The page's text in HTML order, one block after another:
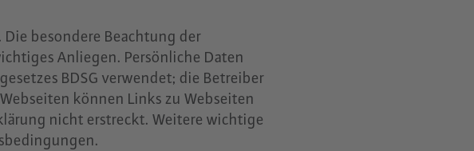
besondere Beachtung der
Anliegen. Persönliche Daten
BDSG verwendet; die Betreiber
können Links zu Webseiten
nicht erstreckt. Weitere wichtige